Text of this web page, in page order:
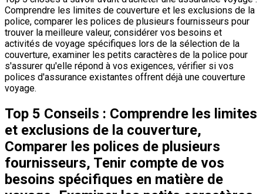
Comprendre les limites de couverture et les exclusions de la
police, comparer les polices de plusieurs fournisseurs pour
trouver la meilleure valeur, considérer vos besoins et
activités de voyage spécifiques lors de la sélection de la
couverture, examiner les petits caractères de la police pour
s'assurer qu'elle répond à vos exigences, vérifier si vos
polices d'assurance existantes offrent déjà une couverture
voyage.
Top 5 Conseils : Comprendre les limites
et exclusions de la couverture,
Comparer les polices de plusieurs
fournisseurs, Tenir compte de vos
besoins spécifiques en matière de